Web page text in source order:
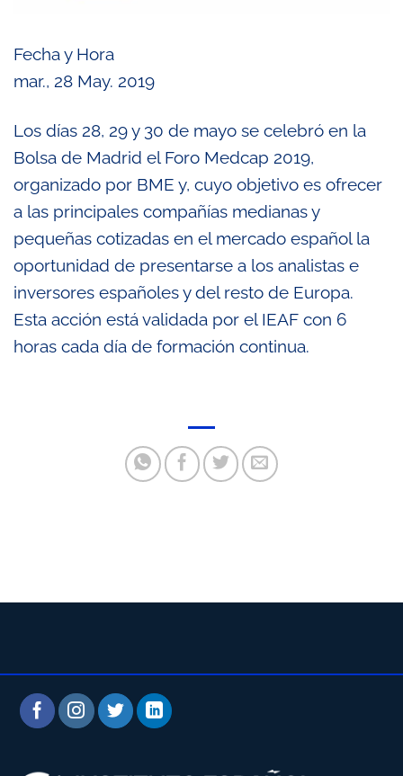
Fecha y Hora
mar., 28 May. 2019
Los días 28, 29 y 30 de mayo se celebró en la
Bolsa de Madrid el Foro Medcap 2019,
organizado por BME y, cuyo objetivo es ofrecer
a las principales compañías medianas y
pequeñas cotizadas en el mercado español la
oportunidad de presentarse a los analistas e
inversores españoles y del resto de Europa.
Esta acción está validada por el IEAF con 6
horas cada día de formación continua.